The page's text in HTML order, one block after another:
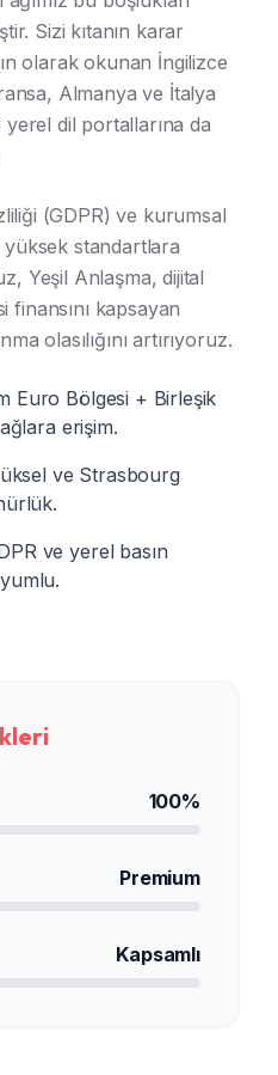
Sizi kıtanın karar
olarak okunan İngilizce
Almanya ve İtalya
dil portallarına da
(GDPR) ve kurumsal
standartlara
Yeşil Anlaşma, dijital
kapsayan
olasılığını artırıyoruz.
Euro Bölgesi + Birleşik
erişim.
ve Strasbourg
ve yerel basın
100%
Premium
Kapsamlı